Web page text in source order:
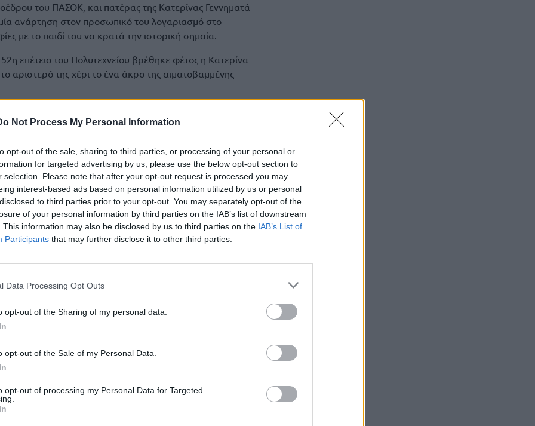
Not Process My Personal Information
opt-out of the sale, sharing to third parties, or processing of your personal or
for targeted advertising by us, please use the below opt-out section to
selection. Please note that after your opt-out request is processed you may
interest-based ads based on personal information utilized by us or personal
to third parties prior to your opt-out. You may separately opt-out of the
of your personal information by third parties on the IAB’s list of downstream
This information may also be disclosed by us to third parties on the IAB’s List of
Participants that may further disclose it to other third parties.
Data Processing Opt Outs
opt-out of the Sharing of my personal data.
opt-out of the Sale of my Personal Data.
opt-out of processing my Personal Data for Targeted
του ΠΑΣΟΚ, και πατέρας της Κατερίνας Γεννηματά-
ανάρτηση στον προσωπικό του λογαριασμό στο
με το παιδί του να κρατά την ιστορική σημαία.
επέτειο του Πολυτεχνείου βρέθηκε φέτος η Κατερίνα
αριστερό της χέρι το ένα άκρο της αιματοβαμμένης
μόνο για το φορτίο της ιστορικής στιγμής, αλλά και γιατί
θα είχε γενέθλια», έγραψε στην ανάρτησή του ο
φοιτήτρια της Νομικής, όπως και η αείμνηστη πρόεδρος
γεννήθηκε στις 17 Νοεμβρίου 1964 στην Αθήνα και